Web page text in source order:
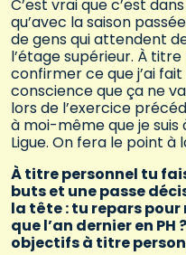
C’est vrai que c’est
qu’avec la saison
de gens qui attendent
l’étage supérieur. À titre
confirmer ce que j’ai fait
conscience que ça ne
lors de l’exercice
à moi-même que je suis
Ligue. On fera le point à
À titre personnel tu
buts et une passe
la tête : tu repars
que l’an dernier en PH
objectifs à titre